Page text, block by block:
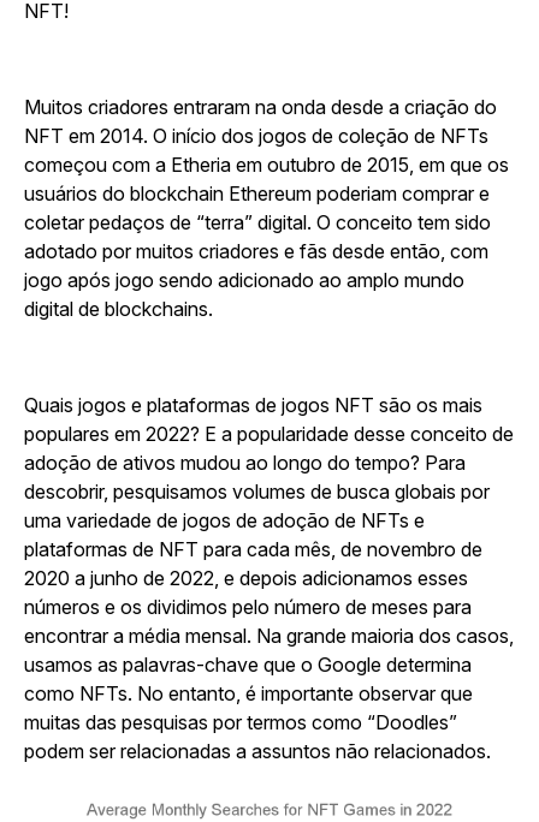
NFT!
Muitos criadores entraram na onda desde a criação do
NFT em 2014. O início dos jogos de coleção de NFTs
começou com a Etheria em outubro de 2015, em que os
usuários do blockchain Ethereum poderiam comprar e
coletar pedaços de “terra” digital. O conceito tem sido
adotado por muitos criadores e fãs desde então, com
jogo após jogo sendo adicionado ao amplo mundo
digital de blockchains.
Quais jogos e plataformas de jogos NFT são os mais
populares em 2022? E a popularidade desse conceito de
adoção de ativos mudou ao longo do tempo? Para
descobrir, pesquisamos volumes de busca globais por
uma variedade de jogos de adoção de NFTs e
plataformas de NFT para cada mês, de novembro de
2020 a junho de 2022, e depois adicionamos esses
números e os dividimos pelo número de meses para
encontrar a média mensal. Na grande maioria dos casos,
usamos as palavras-chave que o Google determina
como NFTs. No entanto, é importante observar que
muitas das pesquisas por termos como “Doodles”
podem ser relacionadas a assuntos não relacionados.